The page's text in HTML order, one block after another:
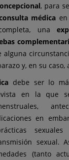
, para
médica
una
alguna
y, en su caso,
debe ser lo
en la que
en
sexual.
(tanto